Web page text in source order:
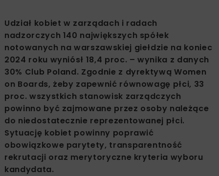
Udział kobiet w zarządach i radach
nadzorczych 140 największych spółek
notowanych na warszawskiej giełdzie na koniec
2024 roku wyniósł 18,4 proc. – wynika z danych
30% Club Poland. Zgodnie z dyrektywą Women
on Boards, żeby zapewnić równowagę płci, 33
proc. wszystkich stanowisk zarządczych
powinno być zajmowane przez osoby należące
do niedostatecznie reprezentowanej płci.
Sytuację kobiet powinny poprawić
obowiązkowe parytety, transparentność
rekrutacji oraz merytoryczne kryteria wyboru
kandydata.